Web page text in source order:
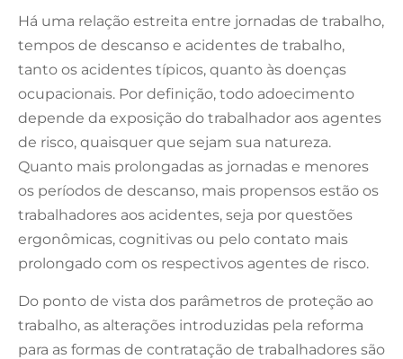
Há uma relação estreita entre jornadas de trabalho,
tempos de descanso e acidentes de trabalho,
tanto os acidentes típicos, quanto às doenças
ocupacionais. Por definição, todo adoecimento
depende da exposição do trabalhador aos agentes
de risco, quaisquer que sejam sua natureza.
Quanto mais prolongadas as jornadas e menores
os períodos de descanso, mais propensos estão os
trabalhadores aos acidentes, seja por questões
ergonômicas, cognitivas ou pelo contato mais
prolongado com os respectivos agentes de risco.
Do ponto de vista dos parâmetros de proteção ao
trabalho, as alterações introduzidas pela reforma
para as formas de contratação de trabalhadores são